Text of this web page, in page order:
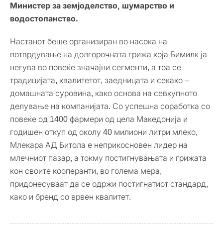
Министер за земјоделство, шумарство и
водостопанство.
Настанот беше организиран во насока на
потврдување на долгорочната грижа која Бимилк ја
негува во повеќе значајни сегменти, а тоа се
традицијата, квалитетот, заедницата и секако –
домашната суровина, како основа на севкупното
делување на компанијата. Со успешна соработка со
повеќе од 1400 фармери од цела Македонија и
годишен откуп од околу 40 милиони литри млеко,
Млекара АД Битола е неприкосновен лидер на
млечниот пазар, а токму постигнувањата и грижата
кон своите кооперанти, во голема мера,
придонесуваат да се одржи постигнатиот стандард,
како и бренд со врвен квалитет.